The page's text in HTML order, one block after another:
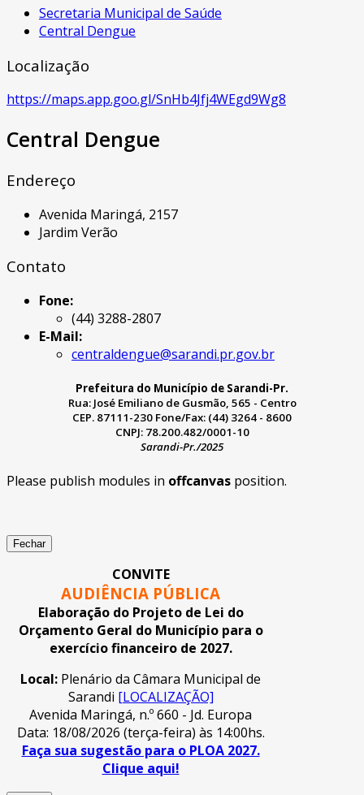
Secretaria Municipal de Saúde
Central Dengue
Localização
https://maps.app.goo.gl/SnHb4Jfj4WEgd9Wg8
Central Dengue
Endereço
Avenida Maringá, 2157
Jardim Verão
Contato
Fone:
(44) 3288-2807
E-Mail:
centraldengue@sarandi.pr.gov.br
Prefeitura do Município de Sarandi-Pr.
Rua: José Emiliano de Gusmão, 565 - Centro
CEP. 87111-230 Fone/Fax: (44) 3264 - 8600
CNPJ: 78.200.482/0001-10
Sarandi-Pr./2025
Please publish modules in offcanvas position.
Fechar
CONVITE
AUDIÊNCIA PÚBLICA
Elaboração do Projeto de Lei do
Orçamento Geral do Município para o
exercício financeiro de 2027.
Local: Plenário da Câmara Municipal de
Sarandi [LOCALIZAÇÃO]
Avenida Maringá, n.º 660 - Jd. Europa
Data: 18/08/2026 (terça-feira) às 14:00hs.
Faça sua sugestão para o PLOA 2027.
Clique aqui!